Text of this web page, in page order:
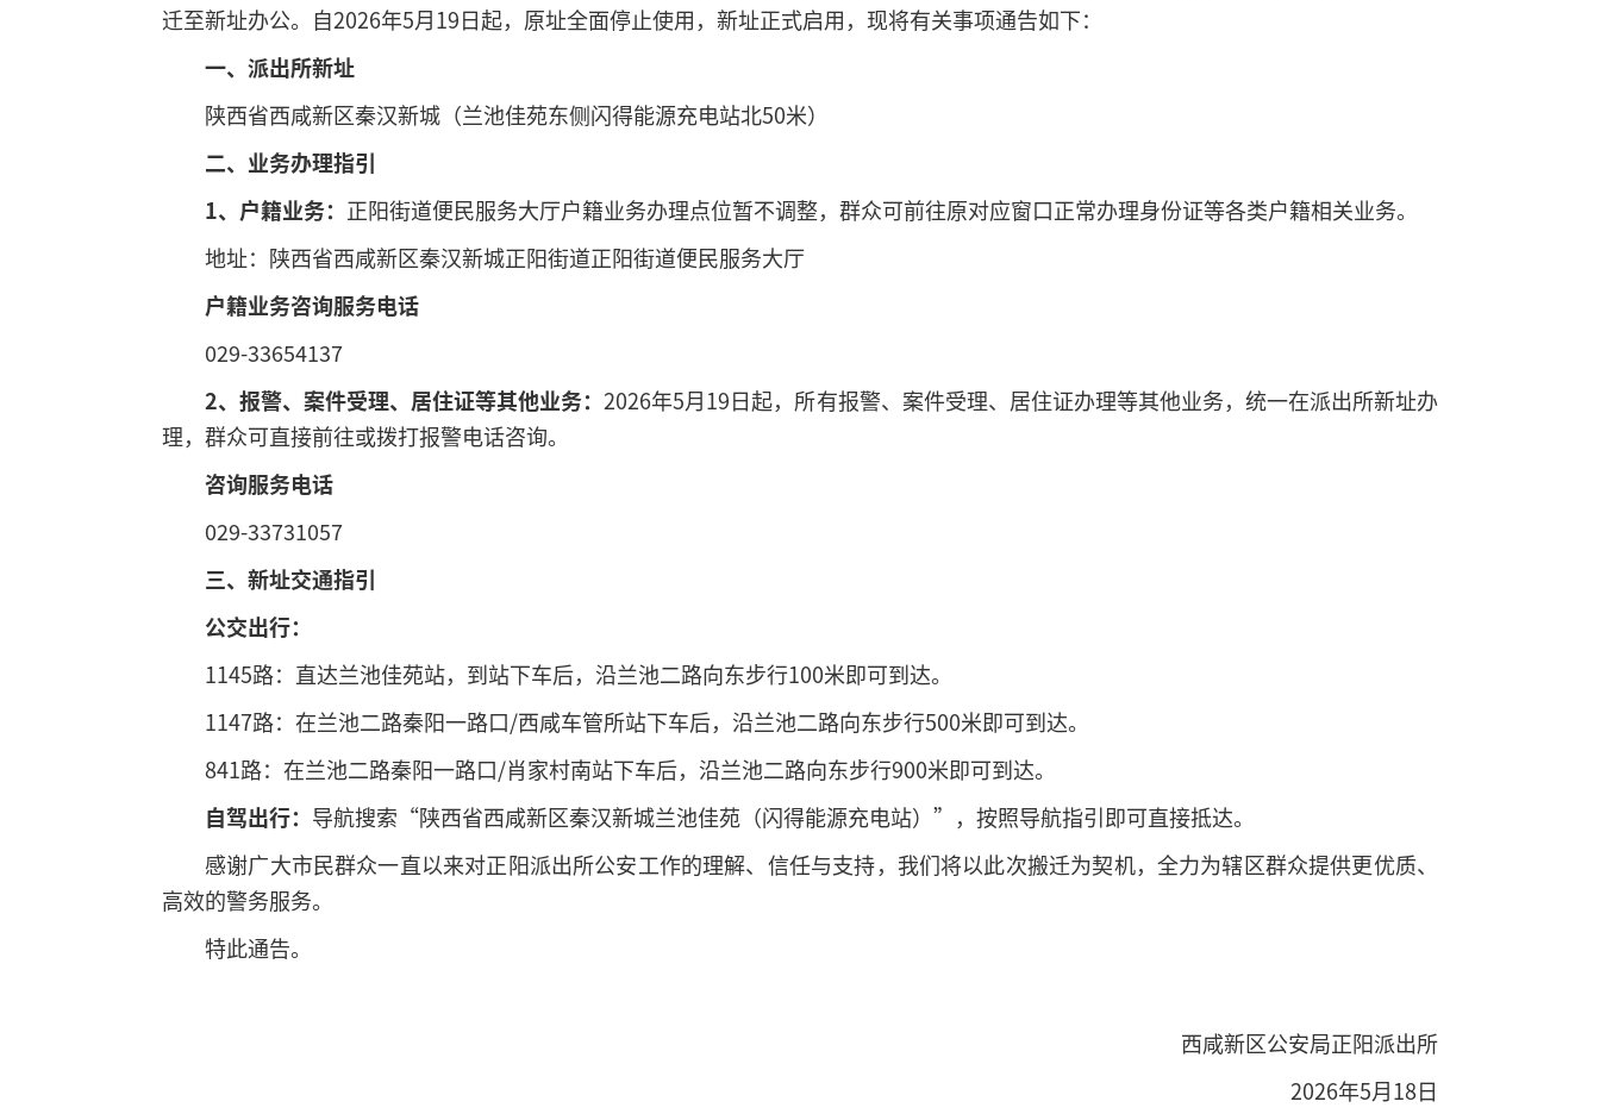
迁至新址办公。自2026年5月19日起，原址全面停止使用，新址正式启用，现将有关事项通告如下：
一、派出所新址
陕西省西咸新区秦汉新城（兰池佳苑东侧闪得能源充电站北50米）
二、业务办理指引
1、户籍业务： 正阳街道便民服务大厅户籍业务办理点位暂不调整，群众可前往原对应窗口正常办理身份证等各类户籍相关业务。
地址：陕西省西咸新区秦汉新城正阳街道正阳街道便民服务大厅
户籍业务咨询服务电话
029-33654137
2、报警、案件受理、居住证等其他业务： 2026年5月19日起，所有报警、案件受理、居住证办理等其他业务，统一在派出所新址办
理，群众可直接前往或拨打报警电话咨询。
咨询服务电话
029-33731057
三、新址交通指引
公交出行：
1145路：直达兰池佳苑站，到站下车后，沿兰池二路向东步行100米即可到达。
1147路：在兰池二路秦阳一路口/西咸车管所站下车后，沿兰池二路向东步行500米即可到达。
841路：在兰池二路秦阳一路口/肖家村南站下车后，沿兰池二路向东步行900米即可到达。
自驾出行： 导航搜索“陕西省西咸新区秦汉新城兰池佳苑（闪得能源充电站）”，按照导航指引即可直接抵达。
感谢广大市民群众一直以来对正阳派出所公安工作的理解、信任与支持，我们将以此次搬迁为契机，全力为辖区群众提供更优质、
高效的警务服务。
特此通告。
西咸新区公安局正阳派出所
2026年5月18日